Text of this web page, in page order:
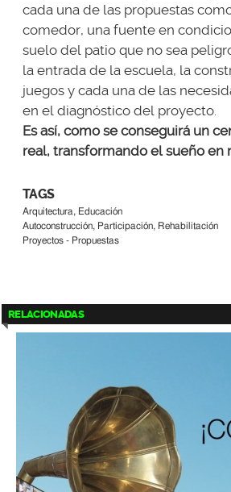
cada una de las propuestas
comedor, una fuente en
suelo del patio que no sea
la entrada de la escuela, la
juegos y cada una de las
en el diagnóstico del proyecto.
Es así, como se conseguirá un
real, transformando el sueño en
TAGS
Arquitectura, Educación
Autoconstrucción, Participación, Rehabilitación
Proyectos - Propuestas
RELACIONADAS